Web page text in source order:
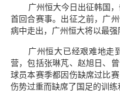
广州恒大今日出征韩国
首回合赛事。出征之前，广
病中走出，广州恒大将以最强
广州恒大已经艰难地走
营，包括张琳芃、赵旭日、
球员本赛季都因伤缺席过比
伤势过重而缺席了国足的训练